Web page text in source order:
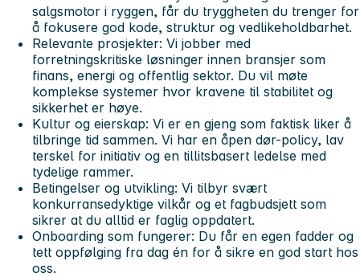
salgsmotor i ryggen, får du tryggheten du trenger for
å fokusere god kode, struktur og vedlikeholdbarhet.
Relevante prosjekter: Vi jobber med
forretningskritiske løsninger innen bransjer som
finans, energi og offentlig sektor. Du vil møte
komplekse systemer hvor kravene til stabilitet og
sikkerhet er høye.
Kultur og eierskap: Vi er en gjeng som faktisk liker å
tilbringe tid sammen. Vi har en åpen dør-policy, lav
terskel for initiativ og en tillitsbasert ledelse med
tydelige rammer.
Betingelser og utvikling: Vi tilbyr svært
konkurransedyktige vilkår og et fagbudsjett som
sikrer at du alltid er faglig oppdatert.
Onboarding som fungerer: Du får en egen fadder og
tett oppfølging fra dag én for å sikre en god start hos
oss.